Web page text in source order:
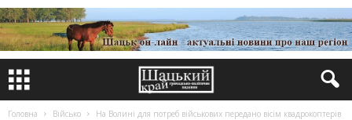
Головна Військо На Волині для потреб військових передано вісім квадрокоптерів